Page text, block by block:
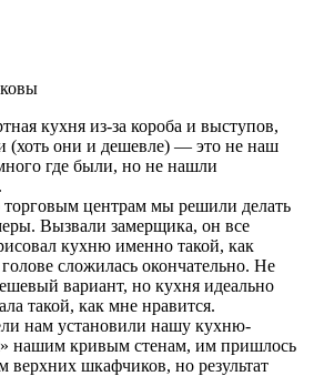
кухня из-за короба и выступов,
(хоть они и дешевле) — это не наш
где были, но не нашли
торговым центрам мы решили делать
Вызвали замерщика, он все
кухню именно такой, как
сложилась окончательно. Не
вариант, но кухня идеально
такой, как мне нравится.
нам установили нашу кухню-
нашим кривым стенам, им пришлось
верхних шкафчиков, но результат